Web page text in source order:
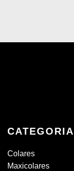
Colares
Maxicolares